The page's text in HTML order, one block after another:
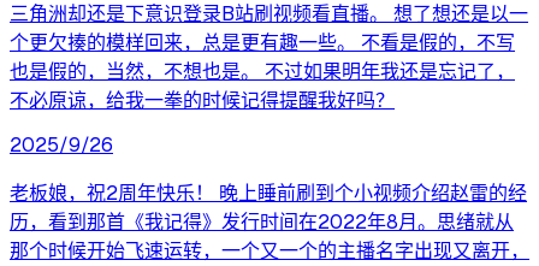
三角洲却还是下意识登录B站刷视频看直播。 想了想还是以一
个更欠揍的模样回来，总是更有趣一些。 不看是假的，不写
也是假的，当然，不想也是。 不过如果明年我还是忘记了，
不必原谅，给我一拳的时候记得提醒我好吗？
2025/9/26
老板娘，祝2周年快乐！ 晚上睡前刷到个小视频介绍赵雷的经
历，看到那首《我记得》发行时间在2022年8月。思绪就从
那个时候开始飞速运转，一个又一个的主播名字出现又离开，